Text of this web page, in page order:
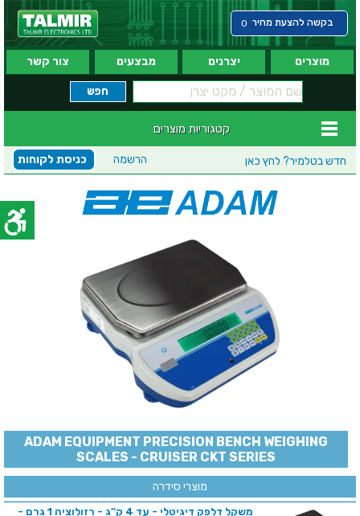
בקשה להצעת מחיר 0
מוצרים יצרנים מבצעים צור קשר
קטגוריות מוצרים
חדש בטלמיר? לחץ כאן כניסת לקוחות הרשמה
ADAM EQUIPMENT PRECISION BENCH WEIGHING
SCALES - CRUISER CKT SERIES
מוצרי סידרה
משקל דלפק דיגיטלי - עד 4 ק''ג - רזולוציה 1 גרם -